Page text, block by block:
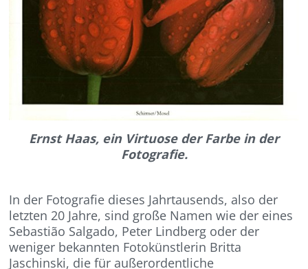
Ernst Haas, ein Virtuose der Farbe in der
Fotografie.
In der Fotografie dieses Jahrtausends, also der
letzten 20 Jahre, sind große Namen wie der eines
Sebastião Salgado, Peter Lindberg oder der
weniger bekannten Fotokünstlerin Britta
Jaschinski, die für außerordentliche